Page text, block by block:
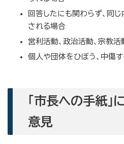
回答したにも関わらず、同
される場合
営利活動、政治活動、宗教
個人や団体をひぼう、中傷
「市長への手紙」
意見